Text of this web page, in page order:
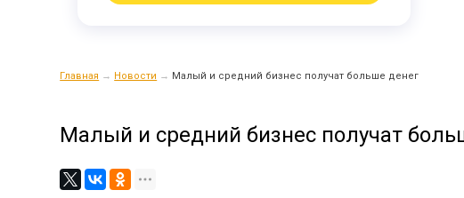
Главная → Новости → Малый и средний бизнес получат больше денег
Малый и средний бизнес получат